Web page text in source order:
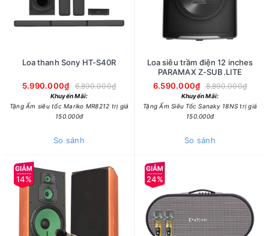
Loa thanh Sony HT-S40R
5.990.000₫ 6.890.000₫
Khuyến Mãi:
Tặng Ấm siêu tốc Mariko MR8212 trị giá
150.000đ
So sánh
Loa siêu trầm điện 12 inches
PARAMAX Z-SUB.LITE
6.590.000₫
8.890.000₫
Khuyến Mãi:
Tặng Ấm Siêu Tốc Sanaky 18NS trị giá
150.000đ
So sánh
14% 24%